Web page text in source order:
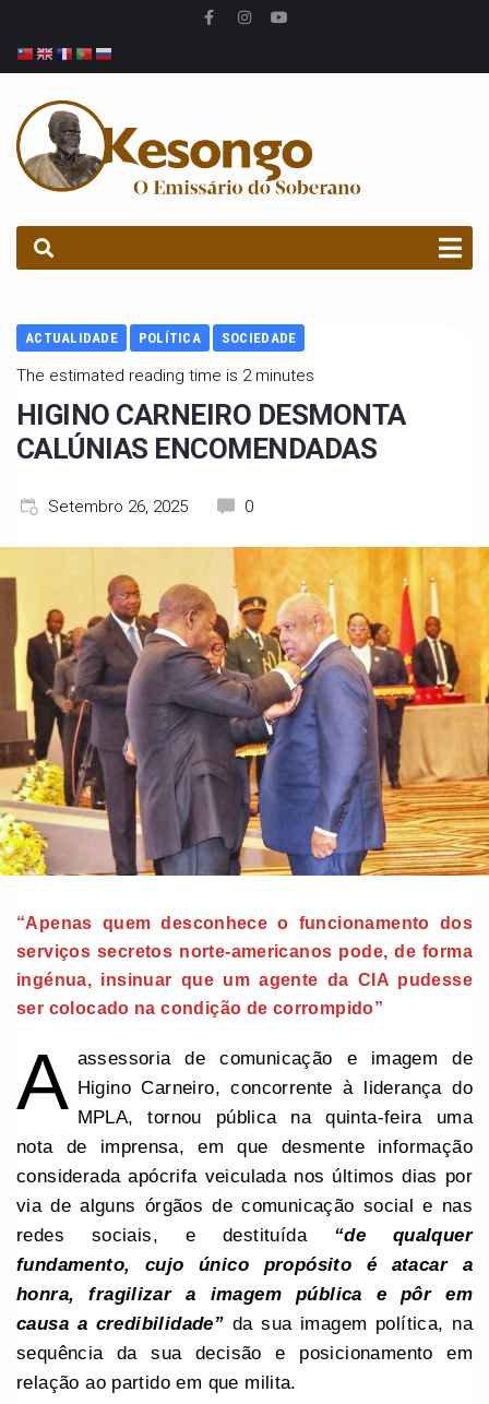
ACTUALIDADE POLÍTICA SOCIEDADE
The estimated reading time is 2 minutes
HIGINO CARNEIRO DESMONTA
CALÚNIAS ENCOMENDADAS
Setembro 26, 2025 0
“Apenas quem desconhece o funcionamento dos
serviços secretos norte-americanos pode, de forma
ingénua, insinuar que um agente da CIA pudesse
ser colocado na condição de corrompido”
A assessoria de comunicação e imagem de
Higino Carneiro, concorrente à liderança do
MPLA, tornou pública na quinta-feira uma
nota de imprensa, em que desmente informação
considerada apócrifa veiculada nos últimos dias por
via de alguns órgãos de comunicação social e nas
redes sociais, e destituída “de qualquer
fundamento, cujo único propósito é atacar a
honra, fragilizar a imagem pública e pôr em
causa a credibilidade” da sua imagem política, na
sequência da sua decisão e posicionamento em
relação ao partido em que milita.
PROCURAR